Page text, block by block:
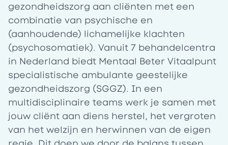
gezondheidszorg aan cliënten met een
combinatie van psychische en
(aanhoudende) lichamelijke klachten
(psychosomatiek). Vanuit 7 behandelcentra
in Nederland biedt Mentaal Beter Vitaalpunt
specialistische ambulante geestelijke
gezondheidszorg (SGGZ). In een
multidisciplinaire teams werk je samen met
jouw cliënt aan diens herstel, het vergroten
van het welzijn en herwinnen van de eigen